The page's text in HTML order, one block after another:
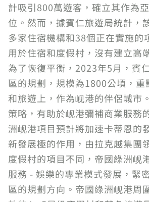
計吸引800萬遊客，確立其作為
位。然而，據賓仁旅遊局統計，
多家住宿機構和38個正在實施的
用於住宿和度假村，沒有建立高
為了恢復平衡，2023年5月，賓
區的規劃，規模為1800公頃，重
和旅遊上，作為岘港的伴侶城市
策略，有助於岘港彌補商業服務
洲岘港項目預計將加速卡蒂恩的
新發展極的作用，由拉克越集團
度假村的項目不同，帝國綠洲岘
服務 - 娛樂的專業模式發展，緊
區的規劃方向。帝國綠洲岘港周